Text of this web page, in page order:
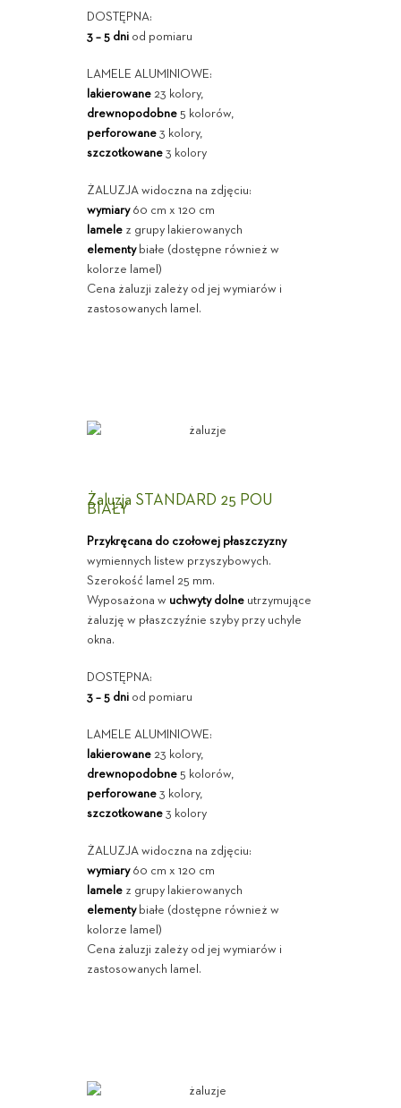
DOSTĘPNA:
3 – 5 dniod pomiaru
LAMELE ALUMINIOWE:
lakierowane23 kolory,
drewnopodobne5 kolorów,
perforowane3 kolory,
szczotkowane3 kolory
ŻALUZJA widoczna na zdjęciu:
wymiary60 cm x 120 cm
lamelez grupy lakierowanych
elementybiałe (dostępne również w
kolorze lamel)
Cena żaluzji zależy od jej wymiarów i
zastosowanych lamel.
Żaluzja STANDARD 25 POU
BIAŁY
Przykręcana do czołowej płaszczyzny
wymiennych listew przyszybowych.
Szerokość lamel 25 mm.
Wyposażona w uchwyty dolneutrzymujące
żaluzję w płaszczyźnie szyby przy uchyle
okna.
DOSTĘPNA:
3 – 5 dniod pomiaru
LAMELE ALUMINIOWE:
lakierowane23 kolory,
drewnopodobne5 kolorów,
perforowane3 kolory,
szczotkowane3 kolory
ŻALUZJA widoczna na zdjęciu:
wymiary60 cm x 120 cm
lamelez grupy lakierowanych
elementybiałe (dostępne również w
kolorze lamel)
Cena żaluzji zależy od jej wymiarów i
zastosowanych lamel.